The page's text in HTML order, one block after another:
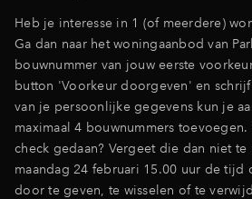
Heb je interesse in 1 (of meerdere)
Ga dan naar het woningaanbod van
bouwnummer van jouw eerste
button 'Voorkeur doorgeven' en
van je persoonlijke gegevens kun je
maximaal 4 bouwnummers
check gedaan? Vergeet die dan niet
maandag 24 februari 15.00 uur de tijd
door te geven, te wisselen of te